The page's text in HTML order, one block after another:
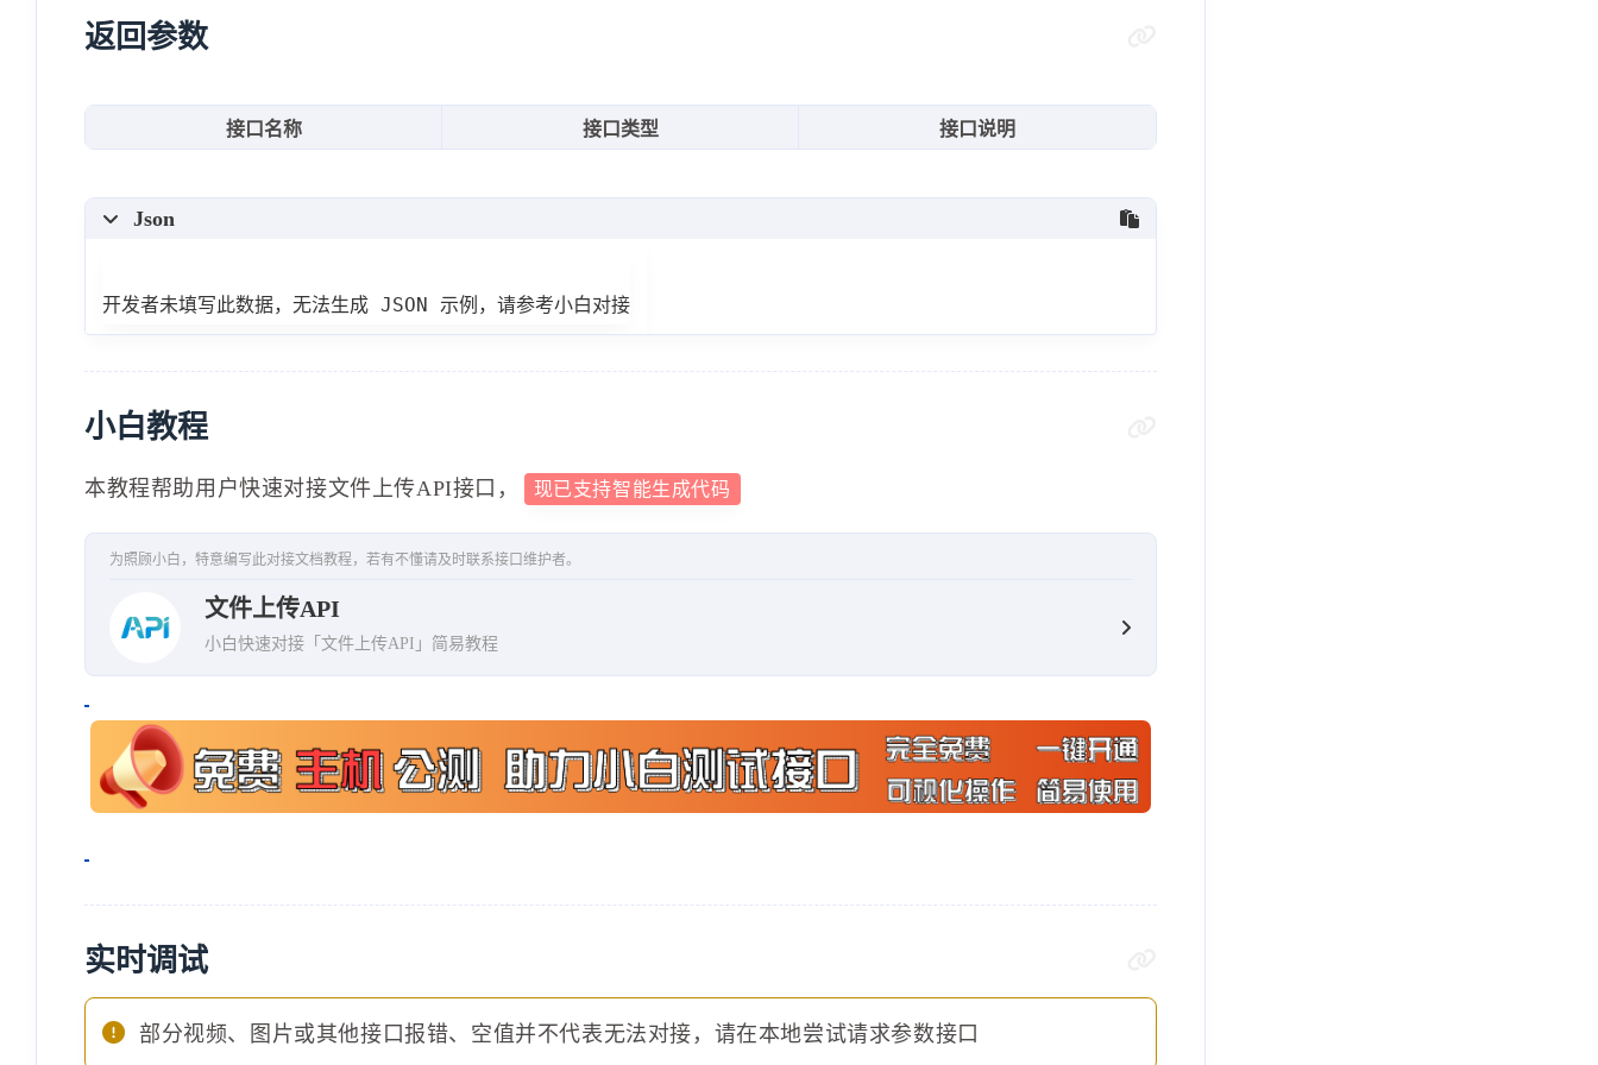
}
}
返回参数
接口名称 接口类型 接口说明
Json
开发者未填写此数据，无法生成 JSON 示例，请参考小白对接
小白教程
本教程帮助用户快速对接文件上传API接口， 现已支持智能生成代码
为照顾小白，特意编写此对接文档教程，若有不懂请及时联系接口维护者。
文件上传API
小白快速对接「文件上传API」简易教程
实时调试
部分视频、图片或其他接口报错、空值并不代表无法对接，请在本地尝试请求参数接口